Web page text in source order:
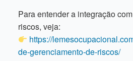
Para entender a integração
riscos, veja:
https://
de-gerenciamento-de-riscos/